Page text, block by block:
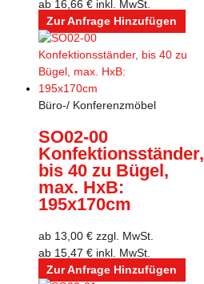
ab 16,66 € inkl. MwSt.
Zur Anfrage Hinzufügen
Büro-/ Konferenzmöbel
SO02-00
Konfektionsständer,
bis 40 zu Bügel,
max. HxB:
195x170cm
ab 13,00 € zzgl. MwSt.
ab 15,47 € inkl. MwSt.
Zur Anfrage Hinzufügen